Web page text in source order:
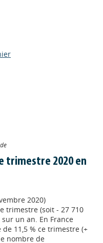
trimestre 2020 en
2020)
trimestre (soit - 27 710
un an. En France
11,5 % ce trimestre (+
nombre de